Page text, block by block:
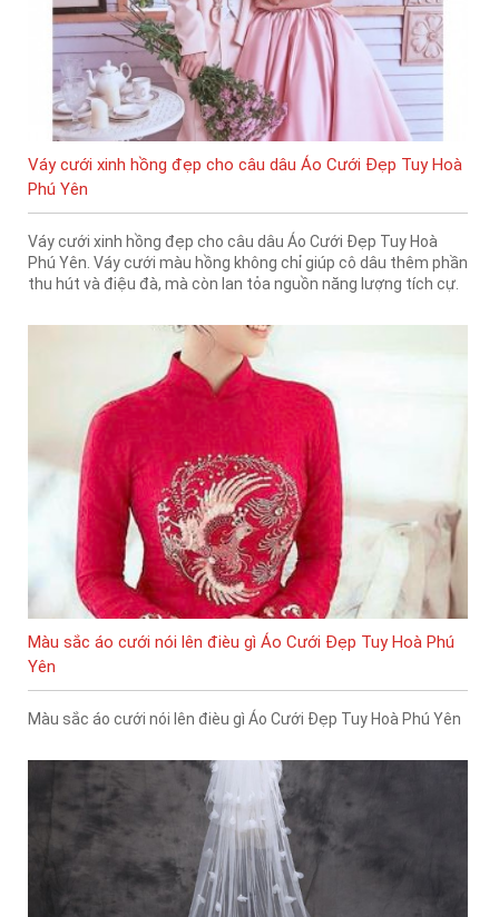
Váy cưới xinh hồng đẹp cho câu dâu Áo Cưới Đẹp Tuy Hoà
Phú Yên
Váy cưới xinh hồng đẹp cho câu dâu Áo Cưới Đẹp Tuy Hoà
Phú Yên. Váy cưới màu hồng không chỉ giúp cô dâu thêm phần
thu hút và điệu đà, mà còn lan tỏa nguồn năng lượng tích cự.
Màu sắc áo cưới nói lên đièu gì Áo Cưới Đẹp Tuy Hoà Phú
Yên
Màu sắc áo cưới nói lên đièu gì Áo Cưới Đẹp Tuy Hoà Phú Yên